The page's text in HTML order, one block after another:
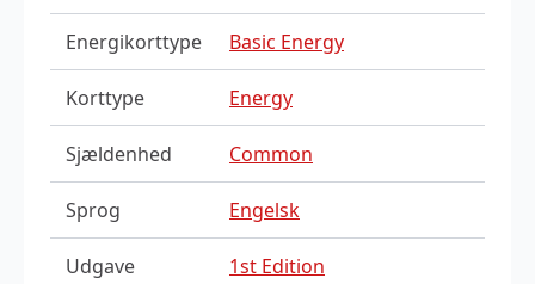
Energikorttype Basic Energy
Korttype Energy
Sjældenhed Common
Sprog Engelsk
Udgave 1st Edition